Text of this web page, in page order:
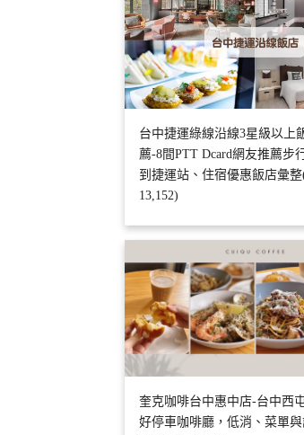
台中捷運綠線沿線3星級以上
薦-8間PTT Dcard網友推薦步
到捷運站、住宿優惠飯店彙整
13,152)
奎克咖啡台中惠中店-台中西
好停車咖啡廳，低消、菜單